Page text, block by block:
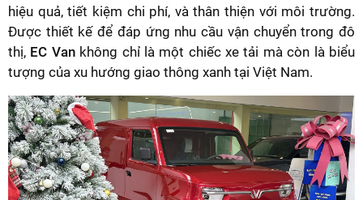
hiệu quả, tiết kiệm chi phí, và thân thiện với môi trường.
Được thiết kế để đáp ứng nhu cầu vận chuyển trong đô
thị, EC Vankhông chỉ là một chiếc xe tải mà còn là biểu
tượng của xu hướng giao thông xanh tại Việt Nam.